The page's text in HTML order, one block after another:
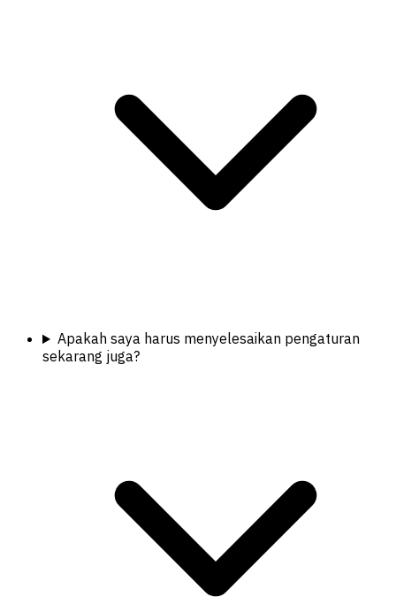
Apakah saya harus menyelesaikan pengaturan
sekarang juga?